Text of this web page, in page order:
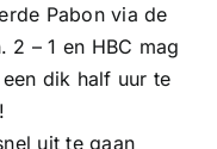
Pabon via de
2 – 1 en HBC mag
dik half uur te
uit te gaan